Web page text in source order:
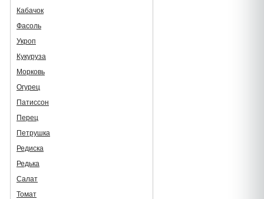
Кабачок
Фасоль
Укроп
Кукуруза
Морковь
Огурец
Патиссон
Перец
Петрушка
Редиска
Редька
Салат
Томат